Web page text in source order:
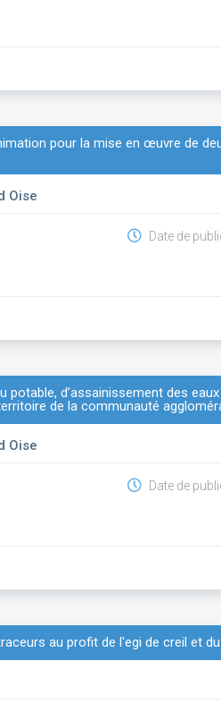
pour la mise en œuvre de
Oise
Date de
potable, d’assainissement des
de la communauté
Oise
Date de
au profit de l'egi de creil et du